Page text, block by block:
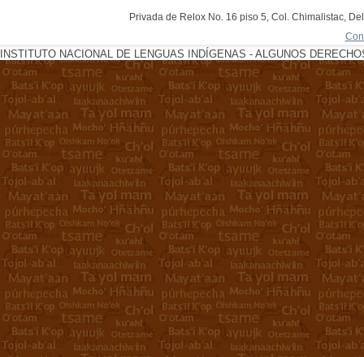
Privada de Relox No. 16 piso 5, Col. Chimalistac,
INSTITUTO NACIONAL DE LENGUAS INDÍGENAS - ALGUNOS